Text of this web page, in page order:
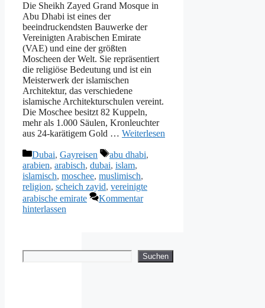
Die Sheikh Zayed Grand Mosque in
Abu Dhabi ist eines der
beeindruckendsten Bauwerke der
Vereinigten Arabischen Emirate
(VAE) und eine der größten
Moscheen der Welt. Sie repräsentiert
die religiöse Bedeutung und ist ein
Meisterwerk der islamischen
Architektur, das verschiedene
islamische Architekturschulen vereint.
Die Moschee besitzt 82 Kuppeln,
mehr als 1.000 Säulen, Kronleuchter
aus 24-karätigem Gold … Weiterlesen
Kategorien
Dubai, Gayreisen Schlagwörter
abu dhabi,
arabien, arabisch, dubai, islam,
islamisch, moschee, muslimisch,
religion, scheich zayid, vereinigte
arabische emirate
Kommentar
hinterlassen
Suchen Suchen